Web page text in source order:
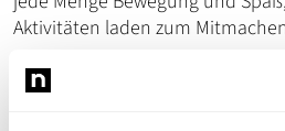
Aktivitäten laden zum
Fahrzeugausstellung